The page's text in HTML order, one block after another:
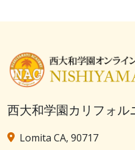
西大和学園カリフォル
Lomita CA, 90717